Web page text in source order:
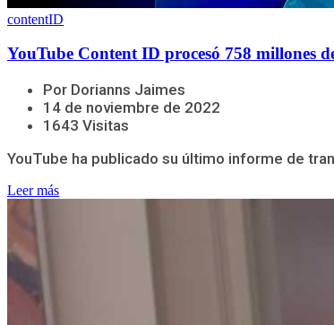
contentID
YouTube Content ID procesó 758 millones
Por Dorianns Jaimes
14 de noviembre de 2022
1643 Visitas
YouTube ha publicado su último informe de
Leer más